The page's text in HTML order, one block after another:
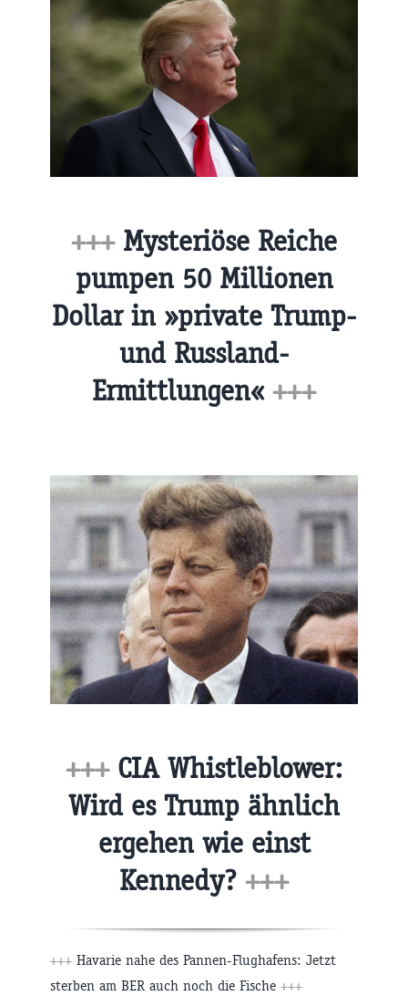
+++ Mysteriöse Reiche
pumpen 50 Millionen
Dollar in »private Trump-
und Russland-
Ermittlungen« +++
+++ CIA Whistleblower:
Wird es Trump ähnlich
ergehen wie einst
Kennedy? +++
+++ Havarie nahe des Pannen-Flughafens: Jetzt
sterben am BER auch noch die Fische +++